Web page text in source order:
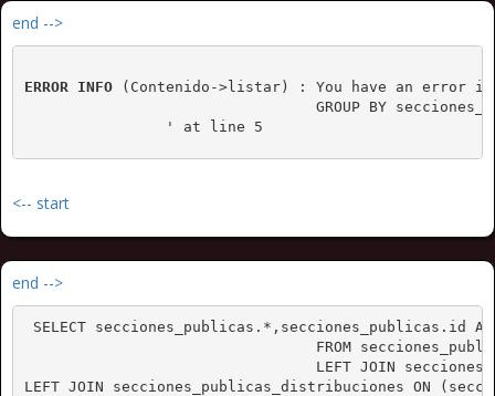
end -->
ERROR INFO (Contenido->listar) : You have an error in
		' at line 5
<-- start
end -->
SELECT
LEFT JOIN secciones_publicas_distribuciones ON